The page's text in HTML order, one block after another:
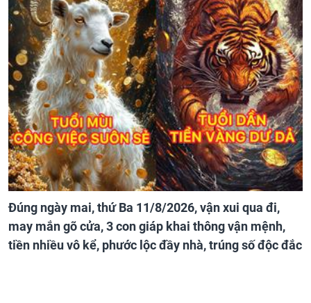
Đúng ngày mai, thứ Ba 11/8/2026, vận xui qua đi,
may mắn gõ cửa, 3 con giáp khai thông vận mệnh,
tiền nhiều vô kể, phước lộc đầy nhà, trúng số độc đắc